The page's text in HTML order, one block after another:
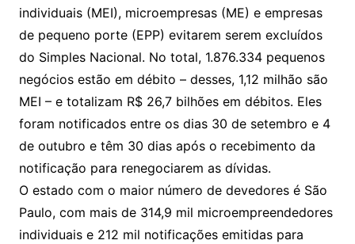
individuais (MEI), microempresas (ME) e empresas
de pequeno porte (EPP) evitarem serem excluídos
do Simples Nacional. No total, 1.876.334 pequenos
negócios estão em débito – desses, 1,12 milhão são
MEI – e totalizam R$ 26,7 bilhões em débitos. Eles
foram notificados entre os dias 30 de setembro e 4
de outubro e têm 30 dias após o recebimento da
notificação para renegociarem as dívidas.
O estado com o maior número de devedores é São
Paulo, com mais de 314,9 mil microempreendedores
individuais e 212 mil notificações emitidas para